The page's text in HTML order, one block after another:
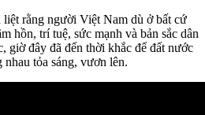
rằng người Việt Nam dù ở bất cứ
hồn, trí tuệ, sức mạnh và bản sắc dân
giờ đây đã đến thời khắc để đất nước
tỏa sáng, vươn lên.